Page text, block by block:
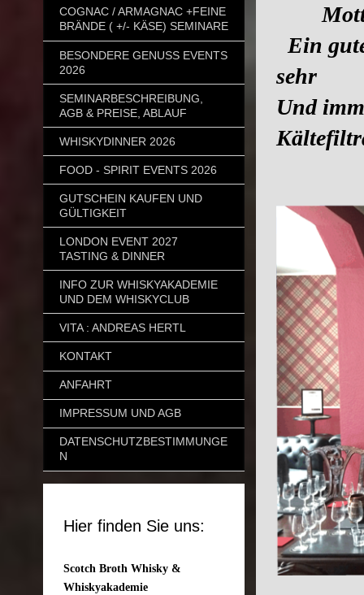
Ein
Und
COGNAC / ARMAGNAC +FEINE
BRÄNDE ( +/- KÄSE) SEMINARE
BESONDERE GENUSS EVENTS
2026
SEMINARBESCHREIBUNG,
AGB & PREISE, ABLAUF
WHISKYDINNER 2026
FOOD - SPIRIT EVENTS 2026
GUTSCHEIN KAUFEN UND
GÜLTIGKEIT
LONDON EVENT 2027
TASTING & DINNER
INFO ZUR WHISKYAKADEMIE
UND DEM WHISKYCLUB
VITA : ANDREAS HERTL
KONTAKT
ANFAHRT
IMPRESSUM UND AGB
DATENSCHUTZBESTIMMUNGE
N
Hier finden Sie uns:
Scotch Broth Whisky &
Whiskyakademie